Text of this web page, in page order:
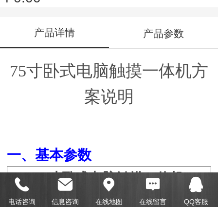
产品详情 产品参数
75寸卧式电脑触摸一体机方
案说明
一、基本参数
75寸卧式电脑触摸一体机
产品型号 YX-650YB03
电话咨询 信息咨询 在线地图 在线留言 QQ客服